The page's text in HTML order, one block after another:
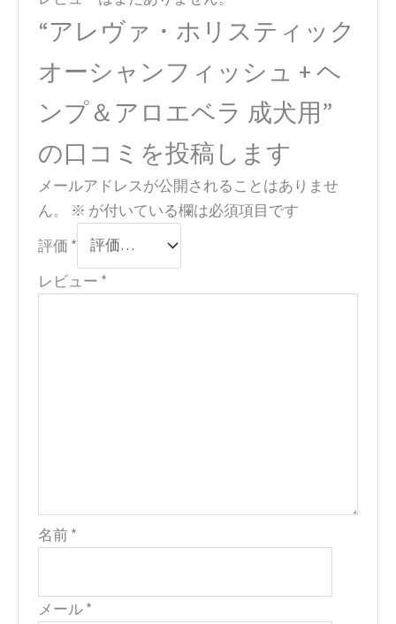
“アレヴァ・ホリスティック
オーシャンフィッシュ + ヘ
ンプ＆アロエベラ 成犬用”
の口コミを投稿します
メールアドレスが公開されることはありませ
ん。
※ が付いている欄は必須項目です
評価 *
レビュー *
名前*
メール*